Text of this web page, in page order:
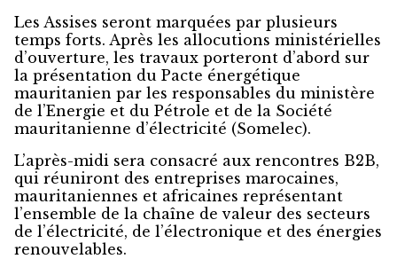
Les Assises seront marquées par plusieurs
temps forts. Après les allocutions ministérielles
d’ouverture, les travaux porteront d’abord sur
la présentation du Pacte énergétique
mauritanien par les responsables du ministère
de l’Energie et du Pétrole et de la Société
mauritanienne d’électricité (Somelec).
L’après-midi sera consacré aux rencontres B2B,
qui réuniront des entreprises marocaines,
mauritaniennes et africaines représentant
l’ensemble de la chaîne de valeur des secteurs
de l’électricité, de l’électronique et des énergies
renouvelables.